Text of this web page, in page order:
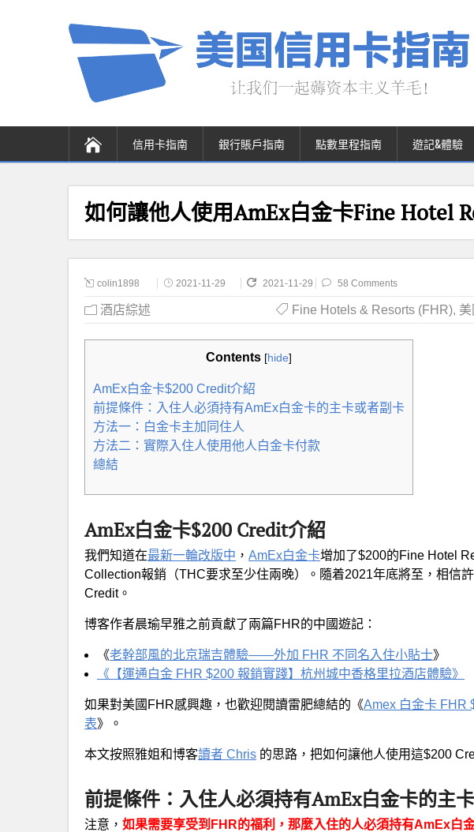
信用卡指南 銀行賬戶指南 點數里程指南 遊記&體驗
如何讓他人使用AmEx白金卡Fine Hotel
colin1898 2021-11-29 2021-11-29 58 Comments
酒店綜述 Fine Hotels & Resorts (FHR),
Contents [hide]
AmEx白金卡$200 Credit介紹
前提條件：入住人必須持有AmEx白金卡的主卡或者副卡
方法一：白金卡主加同住人
方法二：實際入住人使用他人白金卡付款
總結
AmEx白金卡$200 Credit介紹
我們知道在最新一輪改版中 ， AmEx白金卡增加了$200的Fine Hotel
Collection報銷（THC要求至少住兩晚）。隨着2021年底將至，相信
Credit。
博客作者晨瑜早雅之前貢獻了兩篇FHR的中國遊記：
《老幹部風的北京瑞吉體驗——外加 FHR 不同名入住小貼士》
《【運通白金 FHR $200 報銷實踐】杭州城中香格里拉酒店體驗》
如果對美國FHR感興趣，也歡迎閱讀雷肥總結的《Amex 白金卡 FHR
表》。
本文按照雅姐和博客讀者 Chris 的思路，把如何讓他人使用這$200
前提條件：入住人必須持有AmEx白金卡的主
注意， 如果需要享受到FHR的福利，那麼入住的人必須持有AmEx白